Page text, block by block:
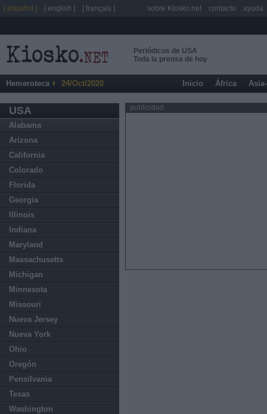
Periódicos de USA
Toda la prensa de hoy
Hemeroteca 24/Oct/2020 Inicio África
USA
Alabama
Arizona
California
Colorado
Florida
Georgia
Illinois
Indiana
Maryland
Massachusetts
Michigan
Minnesota
Missouri
Nueva Jersey
Nueva York
Ohio
Oregón
Pensilvania
Texas
Washington
publicidad
[ español ] [ english ] [ français ] sobre Kiosko.net contacto ayuda